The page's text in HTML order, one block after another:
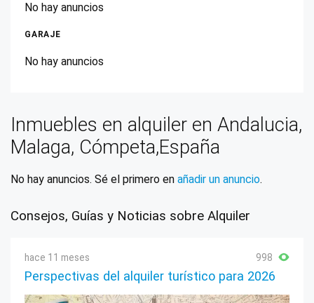
No hay anuncios
GARAJE
No hay anuncios
Inmuebles en alquiler en Andalucia,
Malaga, Cómpeta,España
No hay anuncios. Sé el primero en añadir un anuncio.
Consejos, Guías y Noticias sobre Alquiler
hace 11 meses 998
Perspectivas del alquiler turístico para 2026